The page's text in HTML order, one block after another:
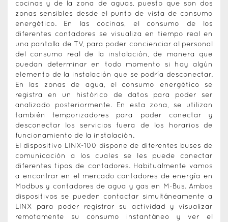
cocinas y de la zona de aguas, puesto que son dos
zonas sensibles desde el punto de vista de consumo
energético. En las cocinas, el consumo de los
diferentes contadores se visualiza en tiempo real en
una pantalla de TV, para poder concienciar al personal
del consumo real de la instalación, de manera que
puedan determinar en todo momento si hay algún
elemento de la instalación que se podría desconectar.
En las zonas de agua, el consumo energético se
registra en un histórico de datos para poder ser
analizado posteriormente. En esta zona, se utilizan
también temporizadores para poder conectar y
desconectar los servicios fuera de los horarios de
funcionamiento de la instalación.
El dispositivo LINX-100 dispone de diferentes buses de
comunicación a los cuales se les puede conectar
diferentes tipos de contadores. Habitualmente vamos
a encontrar en el mercado contadores de energía en
Modbus y contadores de agua y gas en M-Bus. Ambos
dispositivos se pueden contactar simultáneamente a
LINX para poder registrar su actividad y visualizar
remotamente su consumo instantáneo y ver el